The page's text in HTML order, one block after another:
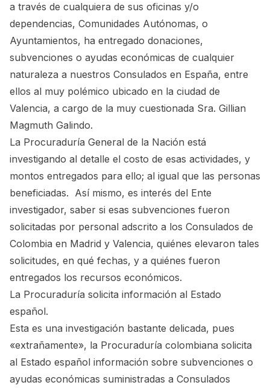
a través de cualquiera de sus oficinas y/o
dependencias, Comunidades Autónomas, o
Ayuntamientos, ha entregado donaciones,
subvenciones o ayudas económicas de cualquier
naturaleza a nuestros Consulados en España, entre
ellos al muy polémico ubicado en la ciudad de
Valencia, a cargo de la muy cuestionada Sra. Gillian
Magmuth Galindo.
La Procuraduría General de la Nación está
investigando al detalle el costo de esas actividades, y
montos entregados para ello; al igual que las personas
beneficiadas. Así mismo, es interés del Ente
investigador, saber si esas subvenciones fueron
solicitadas por personal adscrito a los Consulados de
Colombia en Madrid y Valencia, quiénes elevaron tales
solicitudes, en qué fechas, y a quiénes fueron
entregados los recursos económicos.
La Procuraduría solicita información al Estado
español.
Esta es una investigación bastante delicada, pues
«extrañamente», la Procuraduría colombiana solicita
al Estado español información sobre subvenciones o
ayudas económicas suministradas a Consulados